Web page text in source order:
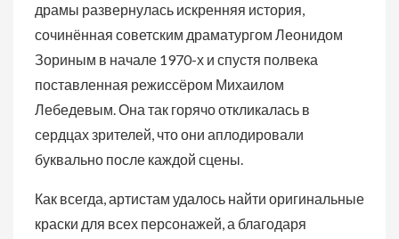
драмы развернулась искренняя история,
сочинённая советским драматургом Леонидом
Зориным в начале 1970-х и спустя полвека
поставленная режиссёром Михаилом
Лебедевым. Она так горячо откликалась в
сердцах зрителей, что они аплодировали
буквально после каждой сцены.
Как всегда, артистам удалось найти оригинальные
краски для всех персонажей, а благодаря